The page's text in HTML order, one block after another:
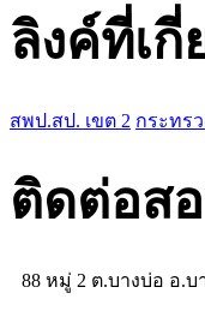
ลิงค์ที่เกี่
สพป.สป. เขต 2 กระทร
ติดต่อส
88 หมู่ 2 ต.บางบ่อ อ.บ